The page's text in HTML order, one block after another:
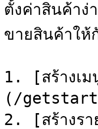
ตั้งค่าสินค้า
ขายสินค้าใ
1. [สร้างเ
(/
2. [สร้างรา